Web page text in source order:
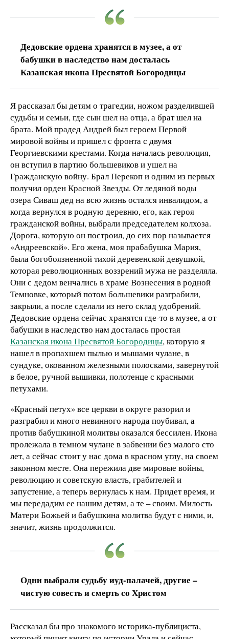
Дедовские ордена хранятся в музее, а от
бабушки в наследство нам досталась
Казанская икона Пресвятой Богородицы
Я рассказал бы детям о трагедии, ножом разделившей
судьбы и семьи, где сын шел на отца, а брат шел на
брата. Мой прадед Андрей был героем Первой
мировой войны и пришел с фронта с двумя
Георгиевскими крестами. Когда началась революция,
он вступил в партию большевиков и ушел на
Гражданскую войну. Брал Перекоп и одним из первых
получил орден Красной Звезды. От ледяной воды
озера Сиваш дед на всю жизнь остался инвалидом, а
когда вернулся в родную деревню, его, как героя
гражданской войны, выбрали председателем колхоза.
Дорога, которую он построил, до сих пор называется
«Андреевской». Его жена, моя прабабушка Мария,
была богобоязненной тихой деревенской девушкой,
которая революционных воззрений мужа не разделяла.
Они с дедом венчались в храме Вознесения в родной
Темновке, который потом большевики разграбили,
закрыли, а после сделали из него склад удобрений.
Дедовские ордена сейчас хранятся где-то в музее, а от
бабушки в наследство нам досталась простая
Казанская икона Пресвятой Богородицы, которую я
нашел в пропахшем пылью и мышами чулане, в
сундуке, окованном железными полосками, завернутой
в белое, ручной вышивки, полотенце с красными
петухами.
«Красный петух» все церкви в округе разорил и
разграбил и много невинного народа поубивал, а
против бабушкиной молитвы оказался бессилен. Икона
пролежала в темном чулане в забвении без малого сто
лет, а сейчас стоит у нас дома в красном углу, на своем
законном месте. Она пережила две мировые войны,
революцию и советскую власть, грабителей и
запустение, а теперь вернулась к нам. Придет время, и
мы передадим ее нашим детям, а те – своим. Милость
Матери Божьей и бабушкина молитва будут с ними, и,
значит, жизнь продолжится.
Одни выбрали судьбу иуд-палачей, другие –
чистую совесть и смерть со Христом
Рассказал бы про знакомого историка-публициста,